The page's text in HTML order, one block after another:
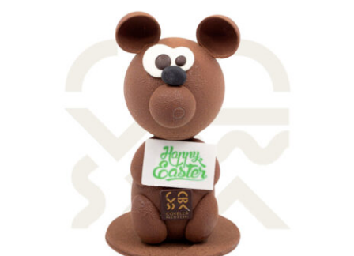
AGGIUNGI AL CARRELLO
DETTAGLI